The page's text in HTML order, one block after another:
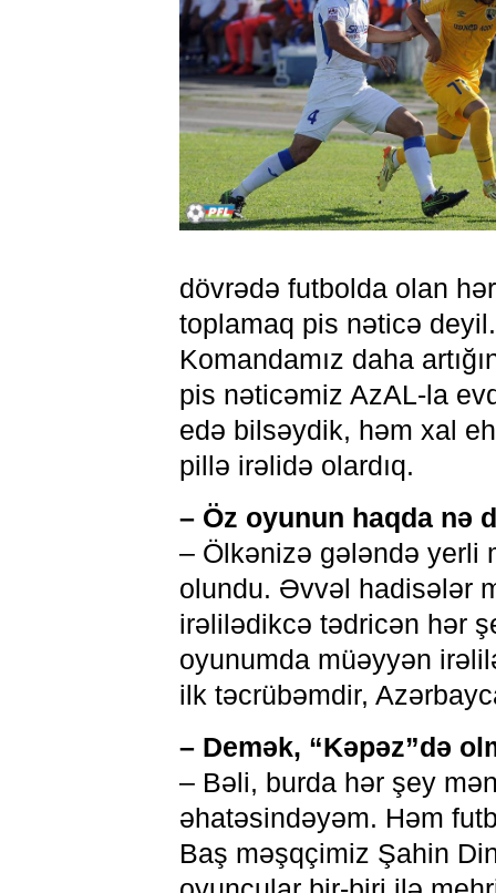
dövrədə futbolda olan
toplamaq pis nəticə
Komandamız daha
pis nəticəmiz AzAL-la
edə bilsəydik, həm xal
pillə irəlidə olardıq.
– Öz oyunun haqda nə
– Ölkənizə gələndə yerli
olundu. Əvvəl hadisələr
irəlilədikcə tədricən hər
oyunumda müəyyən
ilk təcrübəmdir,
– Demək, “Kəpəz”də
– Bəli, burda hər şey
əhatəsindəyəm. Həm
Baş məşqçimiz Şahin